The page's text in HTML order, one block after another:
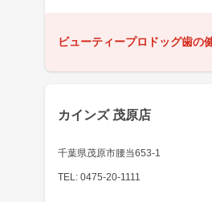
ビューティープロドッグ歯の
カインズ 茂原店
千葉県茂原市腰当653-1
TEL: 0475-20-1111